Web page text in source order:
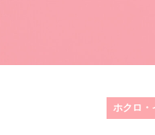
ホクロ・